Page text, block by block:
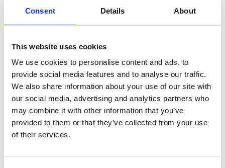
Consent Details About
This website uses cookies
We use cookies to personalise content and ads, to
provide social media features and to analyse our traffic.
We also share information about your use of our site with
our social media, advertising and analytics partners who
may combine it with other information that you’ve
provided to them or that they’ve collected from your use
of their services.
accoglienza. Senza dimenticare gli interventi di miglior
tutela del patrimonio culturale ed ecologico, dalla
tibetani al limite massimo di 1.000 partecipanti annuali
proprio per la miglior protezione dell’ambiente e
dell’eredità storico-artistica.
Come dicevamo a maggio, un ponte tra culture lungo la
vecchia Via della Seta – a contraddire con i fatti le
narrazioni sulla “cancellazione culturale” nella regione.
Ma anche, grazie ai pellegrinaggi, un ponte tra i Paesi,
laddove l’Altopiano tibetano è una zona-chiave del